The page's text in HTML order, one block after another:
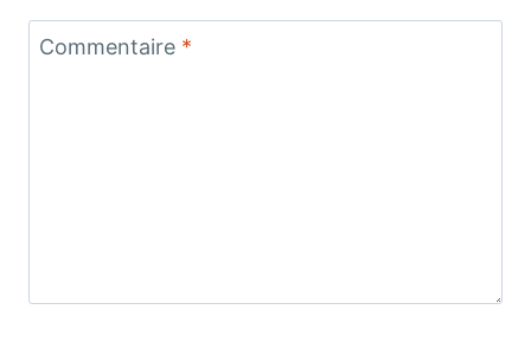
Commentaire *